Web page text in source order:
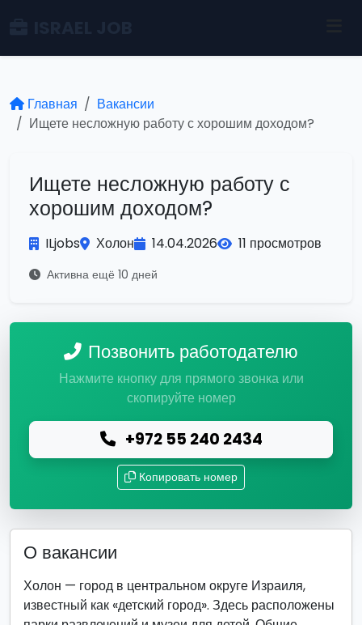
Главная
Вакансии
Ищете несложную работу с хорошим доходом?
Ищете несложную работу с
хорошим доходом?
ILjobs Холон 14.04.2026 11 просмотров
Активна ещё 10 дней
Позвонить работодателю
Нажмите кнопку для прямого звонка или
скопируйте номер
+972 55 240 2434
Копировать номер
О вакансии
Холон — город в центральном округе Израиля,
известный как «детский город». Здесь расположены